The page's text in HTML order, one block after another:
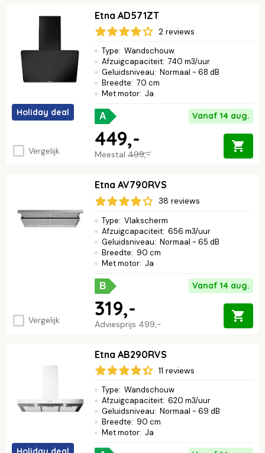
Holiday deal
Vergelijk
Etna AD571ZT
2 reviews
Type: Wandschouw
Afzuigcapaciteit: 740 m3/uur
Geluidsniveau: Normaal - 68 dB
Breedte: 70 cm
Met motor: Ja
A Vanaf 14 aug.
Meestal 499,-
449,-
Vergelijk
Etna AV790RVS
38 reviews
Type: Vlakscherm
Afzuigcapaciteit: 656 m3/uur
Geluidsniveau: Normaal - 65 dB
Breedte: 90 cm
Met motor: Ja
B Vanaf 14 aug.
Adviesprijs 499,-
319,-
Etna AB290RVS
11 reviews
Type: Wandschouw
Afzuigcapaciteit: 620 m3/uur
Geluidsniveau: Normaal - 69 dB
Breedte: 90 cm
Met motor: Ja